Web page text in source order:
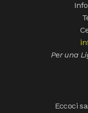
Per una
Eccoci